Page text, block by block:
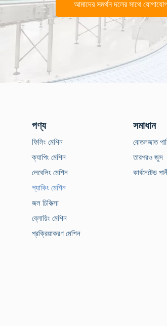
আমাদের সমর্থন দলের সাথে
পণ্য
ফিলিং মেশিন
ক্যাপিং মেশিন
লেবেলিং মেশিন
প্যাকিং মেশিন
জল চিকিত্সা
ব্লোয়িং মেশিন
প্রক্রিয়াকরণ মেশিন
সমাধান
বোতলজাত
তারপরও জুস
কার্বনেটেড